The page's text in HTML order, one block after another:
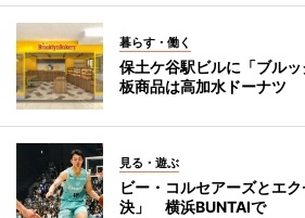
暮らす・働く
保土ケ谷駅ビルに「ブル
板商品は高加水ドーナツ
見る・遊ぶ
ビー・コルセアーズとエ
決」 横浜BUNTAIで